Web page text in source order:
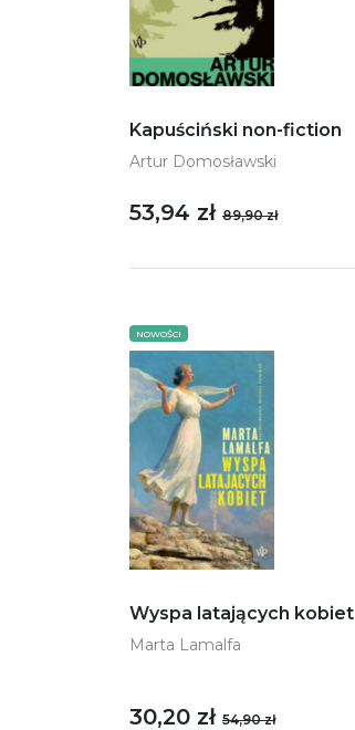
Kapuściński non-fiction
Artur Domosławski
53,94 zł 89,90 zł
NOWOŚCI
Wyspa latających kobiet
Marta Lamalfa
30,20 zł 54,90 zł